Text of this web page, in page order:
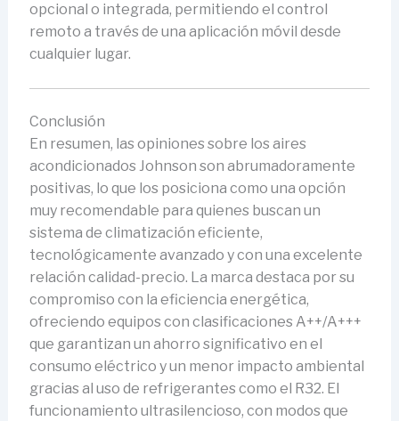
opcional o integrada, permitiendo el control
remoto a través de una aplicación móvil desde
cualquier lugar.
Conclusión
En resumen, las opiniones sobre los aires
acondicionados Johnson son abrumadoramente
positivas, lo que los posiciona como una opción
muy recomendable para quienes buscan un
sistema de climatización eficiente,
tecnológicamente avanzado y con una excelente
relación calidad-precio. La marca destaca por su
compromiso con la eficiencia energética,
ofreciendo equipos con clasificaciones A++/A+++
que garantizan un ahorro significativo en el
consumo eléctrico y un menor impacto ambiental
gracias al uso de refrigerantes como el R32. El
funcionamiento ultrasilencioso, con modos que